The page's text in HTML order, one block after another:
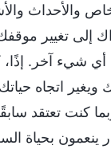
والأحداث
إلى تغيير
شيء آخر. إذًا،
اتجاه
كنت تعتقد
ينعمون بحياة